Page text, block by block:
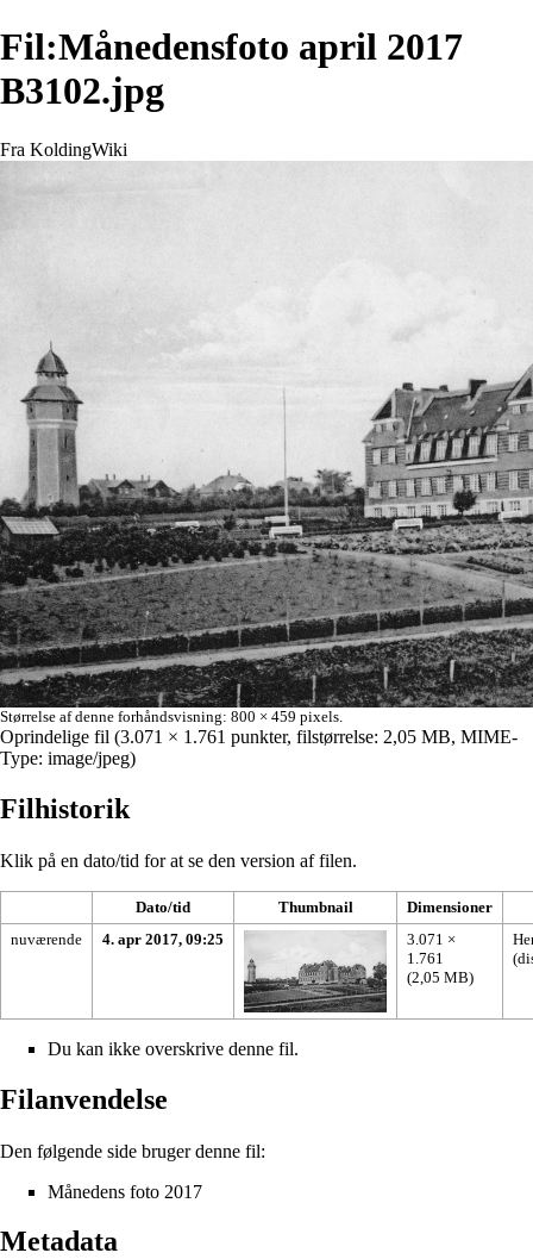
Fil:Månedensfoto april 2017
B3102.jpg
Fra KoldingWiki
Størrelse af denne forhåndsvisning: 800 × 459 pixels
Oprindelige fil (3.071 × 1.761 punkter, filstørrelse: 2,05 MB, MIME-
Type: image/jpeg)
Filhistorik
Klik på en dato/tid for at se den version af filen.
Dato/tid Thumbnail
Dimensioner
nuværende
4. apr 2017, 09:25
3.071 ×
1.761
(2,05 MB)
(
Du kan ikke overskrive denne fil.
Filanvendelse
Den følgende side bruger denne fil:
Månedens foto 2017
Metadata